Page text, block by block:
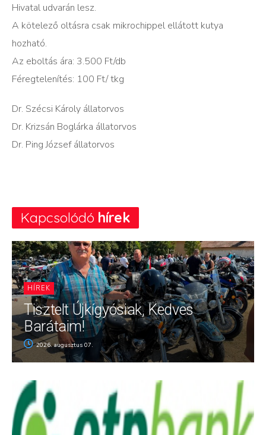
Hivatal udvarán lesz.
A kötelező oltásra csak mikrochippel ellátott kutya
hozható.
Az eboltás ára: 3.500 Ft/db
Féregtelenítés: 100 Ft/ tkg
Dr. Szécsi Károly állatorvos
Dr. Krizsán Boglárka állatorvos
Dr. Ping József állatorvos
Kapcsolódó hírek
HÍREK
Tisztelt Újkígyósiak, Kedves
Barátaim!
2026. augusztus 07.